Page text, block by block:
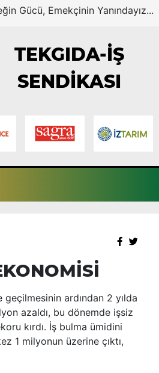
Gücü, Emekçinin Yanındayız...
TEKGIDA-İŞ
SENDİKASI
geçilmesinin ardından 2 yılda
azaldı, bu dönemde işsiz
kırdı. İş bulma ümidini
1 milyonun üzerine çıktı,